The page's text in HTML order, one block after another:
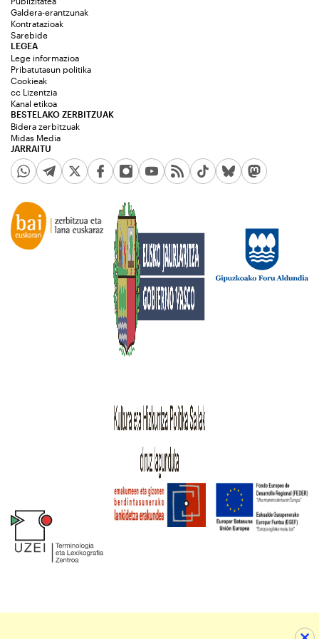
Galdera-erantzunak
Kontratazioak
Sarebide
JARRAITU
LEGEA
Lege informazioa
Pribatutasun politika
Cookieak
cc Lizentzia
Kanal etikoa
BESTELAKO ZERBITZUAK
Bidera zerbitzuak
Midas Media